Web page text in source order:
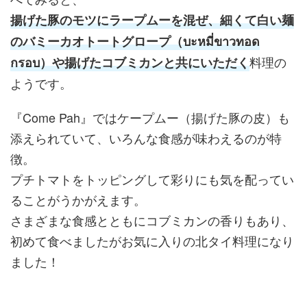
揚げた豚のモツにラープムーを混ぜ、細くて白い麺
のバミーカオトートグロープ（บะหมี่ขาวทอด
กรอบ）や揚げたコブミカンと共にいただく料理の
ようです。
『Come Pah』ではケープムー（揚げた豚の皮）も
添えられていて、いろんな食感が味わえるのが特
徴。
プチトマトをトッピングして彩りにも気を配ってい
ることがうかがえます。
さまざまな食感とともにコブミカンの香りもあり、
初めて食べましたがお気に入りの北タイ料理になり
ました！